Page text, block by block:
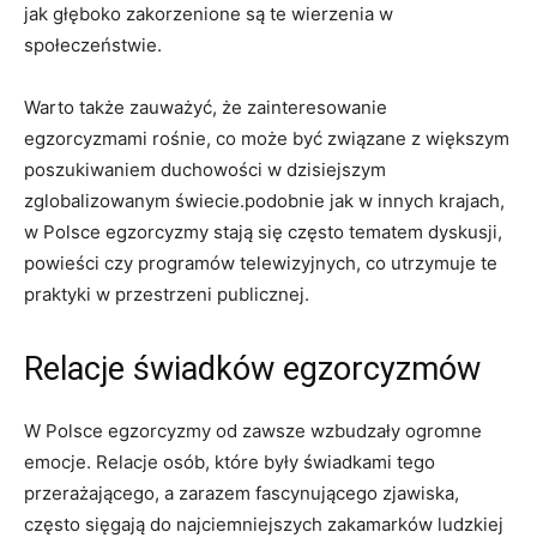
⁤jak głęboko zakorzenione są te wierzenia w
‌społeczeństwie.
Warto także zauważyć, że zainteresowanie
egzorcyzmami rośnie, co ‍może być związane z większym
poszukiwaniem duchowości⁤ w dzisiejszym
zglobalizowanym świecie.podobnie jak w innych krajach,
w Polsce egzorcyzmy ⁤stają się często tematem dyskusji,
powieści czy programów telewizyjnych, co utrzymuje te
‍praktyki w ⁣przestrzeni⁤ publicznej.
Relacje świadków⁢ egzorcyzmów
W ‍Polsce egzorcyzmy ⁢od zawsze ⁣wzbudzały ogromne
emocje. Relacje osób, które‌ były ​świadkami tego
przerażającego,⁢ a zarazem fascynującego zjawiska,
często sięgają do najciemniejszych zakamarków ludzkiej